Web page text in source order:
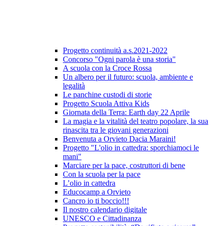
Progetto continuità a.s.2021-2022
Concorso "Ogni parola è una storia"
A scuola con la Croce Rossa
Un albero per il futuro: scuola, ambiente e
legalità
Le panchine custodi di storie
Progetto Scuola Attiva Kids
Giornata della Terra: Earth day 22 Aprile
La magia e la vitalità del teatro popolare, la sua
rinascita tra le giovani generazioni
Benvenuta a Orvieto Dacia Maraini!
Progetto "L'olio in cattedra: sporchiamoci le
mani"
Marciare per la pace, costruttori di bene
Con la scuola per la pace
L’olio in cattedra
Educocamp a Orvieto
Cancro io ti boccio!!!
Il nostro calendario digitale
UNESCO e Cittadinanza